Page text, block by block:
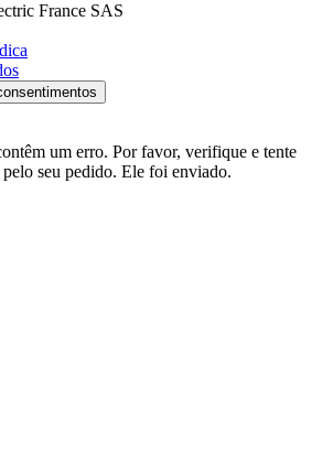
France SAS
um erro. Por favor, verifique e tente
seu pedido. Ele foi enviado.